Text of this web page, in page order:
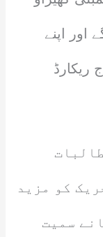
اور اپنے
ریکارڈ
کو مزید
سمیت